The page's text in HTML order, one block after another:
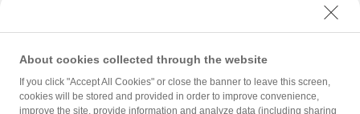
加盟店について
PayPay給与受取
About cookies collected through the website
If you click "Accept All Cookies" or close the banner to leave this screen,
cookies will be stored and provided in order to improve convenience,
improve the site, provide information and analyze data (including sharing